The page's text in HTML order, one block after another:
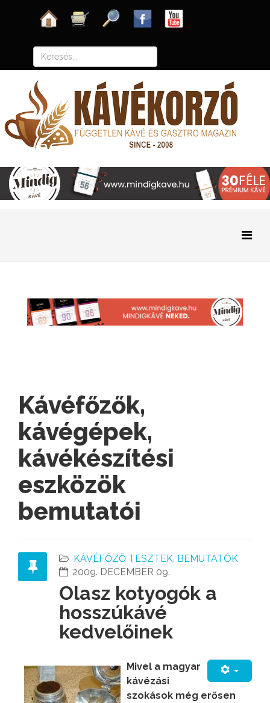
Kávéfőzők,
kávégépek,
kávékészítési
eszközök
bemutatói
KÁVÉFŐZŐ TESZTEK, BEMUTATÓK
2009. DECEMBER 09.
Olasz kotyogók a
hosszúkávé
kedvelőinek
Mivel a magyar
kávézási
szokások még erősen